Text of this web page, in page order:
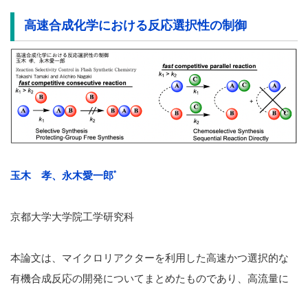
高速合成化学における反応選択性の制御
玉木 孝、永木愛一郎*
京都大学大学院工学研究科
本論文は、マイクロリアクターを利用した高速かつ選択的な
有機合成反応の開発についてまとめたものであり、高流量に